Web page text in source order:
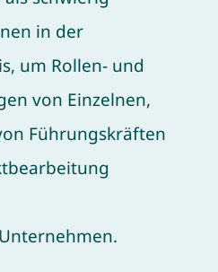
in der
um Rollen- und
von Einzelnen,
Führungskräften